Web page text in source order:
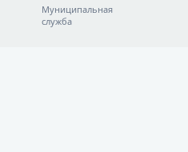
Муниципальная
служба